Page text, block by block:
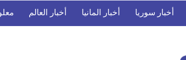
أخبار سوريا أخبار المانيا أخبار العالم